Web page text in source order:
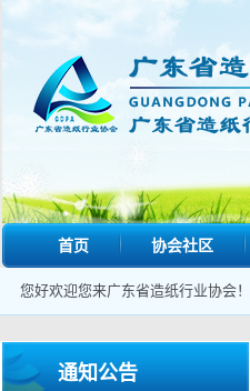
首页 协会社区
您好欢迎您来广东省造纸行业协会！
通知公告